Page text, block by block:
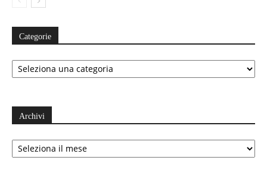
Categorie
Categorie
Archivi
Archivi